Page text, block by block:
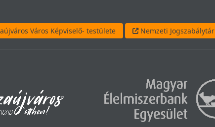
Város Képviselő- testülete Nemzeti Jogszabálytár